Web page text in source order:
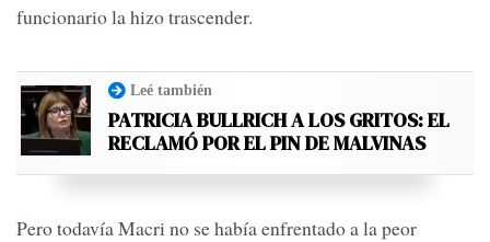
funcionario la hizo trascender.
Leé también
PATRICIA BULLRICH A LOS GRITOS: EL
RECLAMÓ POR EL PIN DE MALVINAS
Pero todavía Macri no se había enfrentado a la peor